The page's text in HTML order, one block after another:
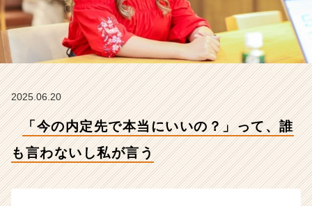
会
社
こ
れ
か
イ
ム
ラ
2025.06.20
「今の内定先で本当にいいの？」って、誰
も言わないし私が言う